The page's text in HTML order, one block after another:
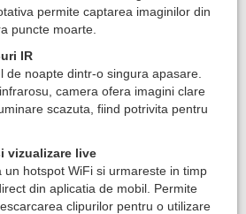
permite captarea imaginilor din
puncte moarte.
IR
de noapte dintr-o singura apasare.
camera ofera imagini clare
scazuta, fiind potrivita pentru
vizualizare live
un hotspot WiFi si urmareste in timp
din aplicatia de mobil. Permite
clipurilor pentru o utilizare